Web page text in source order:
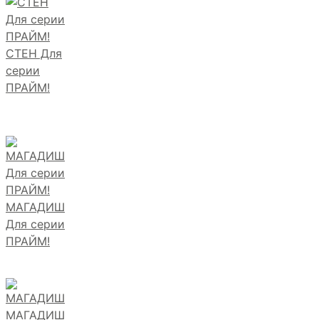
СТЕН Для
серии
ПРАЙМ!
МАГАДИШ
Для серии
ПРАЙМ!
МАГАДИШ